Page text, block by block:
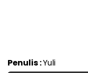
Penulis :Yuli